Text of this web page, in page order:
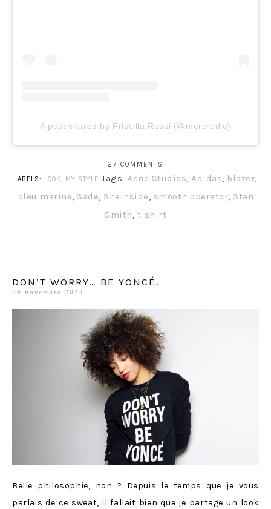
A post shared by Priscilla Rossi (@mercredie)
27 COMMENTS
LABELS: LOOK, MY STYLE Tags:Acne Studios,Adidas, blazer,
bleu marine, Sade, SheInside, smooth operator, Stan
Smith, t-shirt
DON’T WORRY… BE YONCÉ.
26 novembre 2014
Belle philosophie, non ? Depuis le temps que je vous
parlais de ce sweat, il fallait bien que je partage un look